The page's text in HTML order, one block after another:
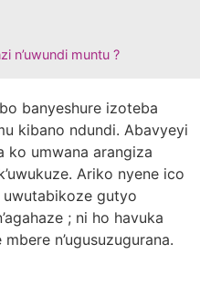
n’uwundi muntu ?
banyeshure izoteba
kibano ndundi. Abavyeyi
ko umwana arangiza
Ariko nyene ico
gutyo
; ni ho havuka
n’ugusuzugurana.